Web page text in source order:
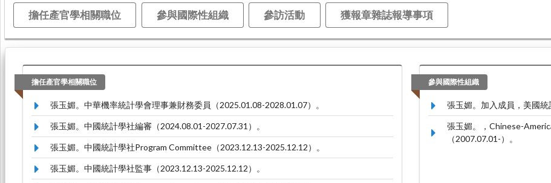
擔任產官學相關職位 參與國際性組織 參訪活動 獲報章雜誌報導事項
擔任產官學相關職位
張玉媚。中華機率統計學會理事兼財務委員（2025.01.08-2028.01.07）。
張玉媚。中國統計學社編審（2024.08.01-2027.07.31）。
張玉媚。中國統計學社Program Committee（2023.12.13-2025.12.12）。
張玉媚。中國統計學社監事（2023.12.13-2025.12.12）。
參與國際性組織
張玉媚。加入成員，美國統
張玉媚。，Chinese-
（2007.07.01-）。